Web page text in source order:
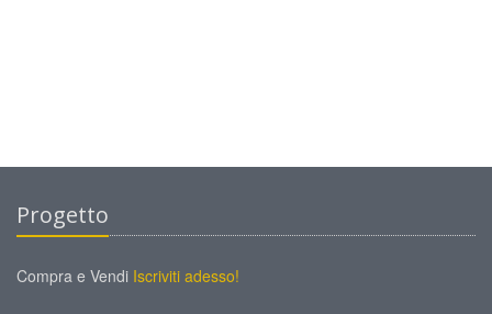
Progetto
Compra e Vendi Iscriviti adesso!